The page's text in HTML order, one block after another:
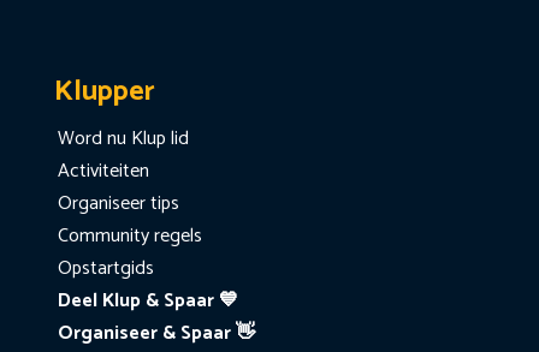
Klupper
Word nu Klup lid
Activiteiten
Organiseer tips
Community regels
Opstartgids
Deel Klup & Spaar 💙
Organiseer & Spaar 👋